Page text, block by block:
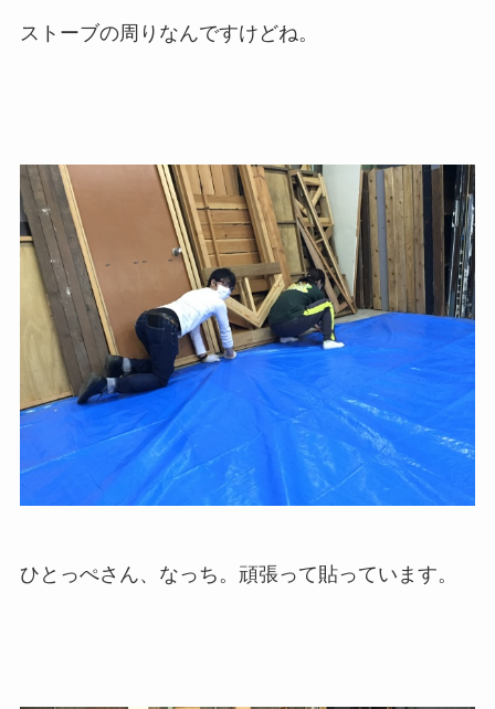
ストーブの周りなんですけどね。
ひとっぺさん、なっち。頑張って貼っています。